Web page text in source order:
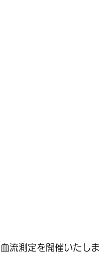
血流測定を開催いたしま